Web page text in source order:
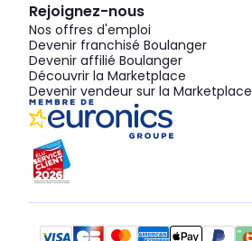
Rejoignez-nous
Nos offres d'emploi
Devenir franchisé Boulanger
Devenir affilié Boulanger
Découvrir la Marketplace
Devenir vendeur sur la Marketplace